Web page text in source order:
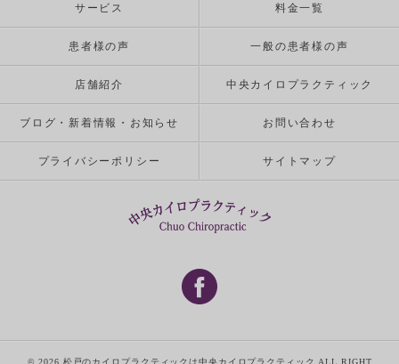
サービス 料金一覧
患者様の声 一般の患者様の声
店舗紹介 中央カイロプラクティック
ブログ・新着情報・お知らせ お問い合わせ
プライバシーポリシー サイトマップ
© 2026 松戸のカイロプラクティックは中央カイロプラクティック ALL RIGHT